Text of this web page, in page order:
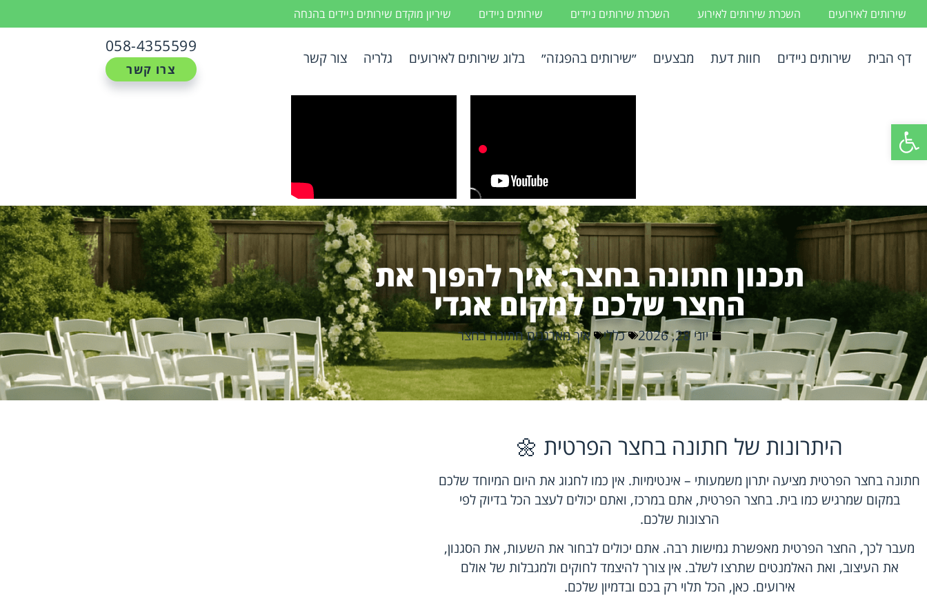
פתח סרגל נגישות
שירותים לאירועים השכרת שירותים לאירוע השכרת שירותים ניידים שירותים ניידים שיריון מוקדם שירותים ניידים בהנחה
דף הבית שירותים ניידים חוות דעת מבצעים ״שירותים בהפגזה״ בלוג שירותים לאירועים גלריה צור קשר
058-4355599
צרו קשר
תכנון חתונה בחצר: איך להפוך את
החצר שלכם למקום אגדי
יוני 28, 2026 כללי איך מארגנים חתונה בחצר
היתרונות של חתונה בחצר הפרטית 🌼
חתונה בחצר הפרטית מציעה יתרון משמעותי – אינטימיות. אין כמו לחגוג את היום המיוחד שלכם
במקום שמרגיש כמו בית. בחצר הפרטית, אתם במרכז, ואתם יכולים לעצב הכל בדיוק לפי
הרצונות שלכם.
מעבר לכך, החצר הפרטית מאפשרת גמישות רבה. אתם יכולים לבחור את השעות, את הסגנון,
את העיצוב, ואת האלמנטים שתרצו לשלב. אין צורך להיצמד לחוקים ולמגבלות של אולם
אירועים. כאן, הכל תלוי רק בכם ובדמיון שלכם.